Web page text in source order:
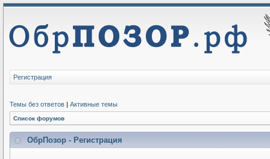
Регистрация
Темы без ответов | Активные темы
Список форумов
ОбрПозор - Регистрация